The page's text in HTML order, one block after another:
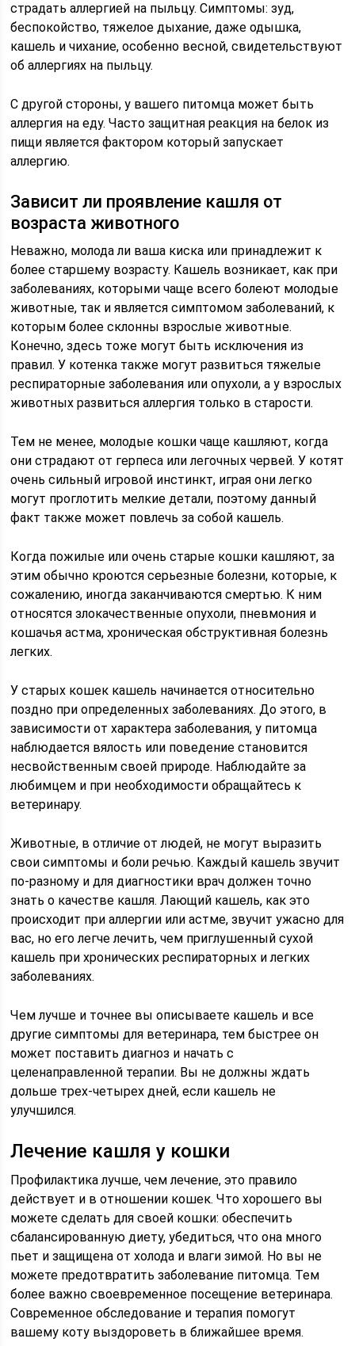
страдать аллергией на пыльцу. Симптомы: зуд,
беспокойство, тяжелое дыхание, даже одышка,
кашель и чихание, особенно весной, свидетельствуют
об аллергиях на пыльцу.
С другой стороны, у вашего питомца может быть
аллергия на еду. Часто защитная реакция на белок из
пищи является фактором который запускает
аллергию.
Зависит ли проявление кашля от
возраста животного
Неважно, молода ли ваша киска или принадлежит к
более старшему возрасту. Кашель возникает, как при
заболеваниях, которыми чаще всего болеют молодые
животные, так и является симптомом заболеваний, к
которым более склонны взрослые животные.
Конечно, здесь тоже могут быть исключения из
правил. У котенка также могут развиться тяжелые
респираторные заболевания или опухоли, а у взрослых
животных развиться аллергия только в старости.
Тем не менее, молодые кошки чаще кашляют, когда
они страдают от герпеса или легочных червей. У котят
очень сильный игровой инстинкт, играя они легко
могут проглотить мелкие детали, поэтому данный
факт также может повлечь за собой кашель.
Когда пожилые или очень старые кошки кашляют, за
этим обычно кроются серьезные болезни, которые, к
сожалению, иногда заканчиваются смертью. К ним
относятся злокачественные опухоли, пневмония и
кошачья астма, хроническая обструктивная болезнь
легких.
У старых кошек кашель начинается относительно
поздно при определенных заболеваниях. До этого, в
зависимости от характера заболевания, у питомца
наблюдается вялость или поведение становится
несвойственным своей природе. Наблюдайте за
любимцем и при необходимости обращайтесь к
ветеринару.
Животные, в отличие от людей, не могут выразить
свои симптомы и боли речью. Каждый кашель звучит
по-разному и для диагностики врач должен точно
знать о качестве кашля. Лающий кашель, как это
происходит при аллергии или астме, звучит ужасно для
вас, но его легче лечить, чем приглушенный сухой
кашель при хронических респираторных и легких
заболеваниях.
Чем лучше и точнее вы описываете кашель и все
другие симптомы для ветеринара, тем быстрее он
может поставить диагноз и начать с
целенаправленной терапии. Вы не должны ждать
дольше трех-четырех дней, если кашель не
улучшился.
Лечение кашля у кошки
Профилактика лучше, чем лечение, это правило
действует и в отношении кошек. Что хорошего вы
можете сделать для своей кошки: обеспечить
сбалансированную диету, убедиться, что она много
пьет и защищена от холода и влаги зимой. Но вы не
можете предотвратить заболевание питомца. Тем
более важно своевременное посещение ветеринара.
Современное обследование и терапия помогут
вашему коту выздороветь в ближайшее время.